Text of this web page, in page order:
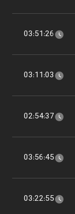
03:51:26
03:11:03
02:54:37
03:56:45
03:22:55